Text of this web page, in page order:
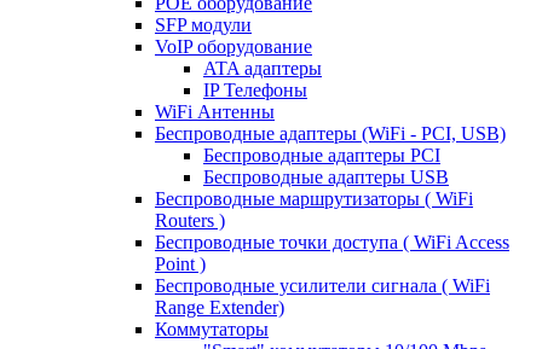
SFP модули
VoIP оборудование
ATA адаптеры
IP Телефоны
WiFi Антенны
Беспроводные адаптеры (WiFi - PCI, USB)
Беспроводные адаптеры PCI
Беспроводные адаптеры USB
Беспроводные маршрутизаторы ( WiFi
Routers )
Беспроводные точки доступа ( WiFi Access
Point )
Беспроводные усилители сигнала ( WiFi
Range Extender)
Коммутаторы